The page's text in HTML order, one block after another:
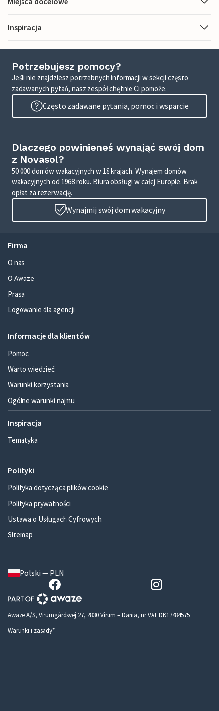
Inspiracja
Potrzebujesz pomocy?
Jeśli nie znajdziesz potrzebnych informacji w sekcji często
zadawanych pytań, nasz zespół chętnie Ci pomoże.
Często zadawane pytania, pomoc i wsparcie
Dlaczego powinieneś wynająć swój dom
z Novasol?
50 000 domów wakacyjnych w 18 krajach. Wynajem domów
wakacyjnych od 1968 roku. Biura obsługi w całej Europie. Brak
opłat za rezerwację.
Wynajmij swój dom wakacyjny
Firma
O nas
O Awaze
Prasa
Logowanie dla agencji
Informacje dla klientów
Pomoc
Warto wiedzieć
Warunki korzystania
Ogólne warunki najmu
Inspiracja
Tematyka
Polityki
Polityka dotycząca plików cookie
Polityka prywatności
Ustawa o Usługach Cyfrowych
Sitemap
Polski — PLN
Awaze A/S, Virumgårdsvej 27, 2830 Virum – Dania, nr VAT DK17484575
Warunki i zasady*